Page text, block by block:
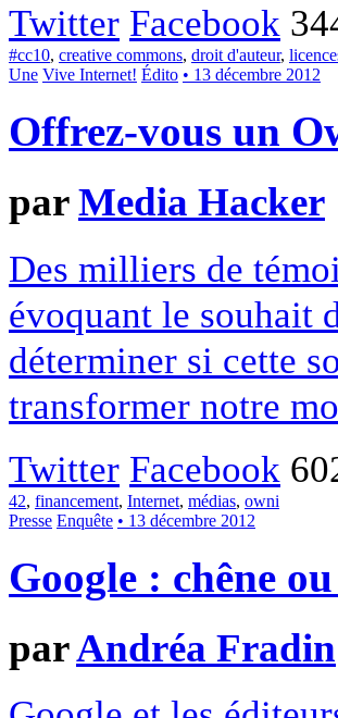
Twitter Facebook
#cc10, creative commons, droit d'auteur,
Une Vive Internet! Édito • 13 décembre 2012
Offrez-vous un
parMedia Hacker
Des milliers de
évoquant le souhait
déterminer si cette
transformer notre
Twitter Facebook
42, financement, Internet, médias, owni
Presse Enquête • 13 décembre 2012
Google : chêne
parAndréa Fradin